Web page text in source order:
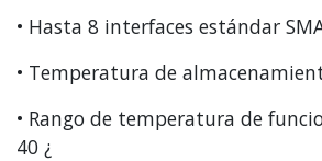
• Hasta 8 interfaces estándar
• Temperatura de
• Rango de temperatura de
40 ¿